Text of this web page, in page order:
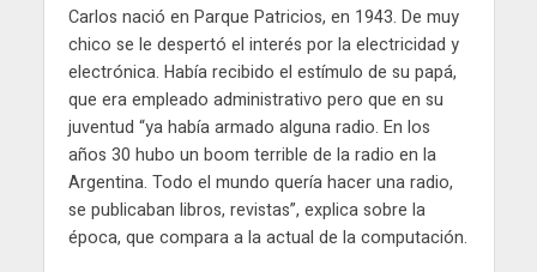
Carlos nació en Parque Patricios, en 1943. De muy
chico se le despertó el interés por la electricidad y
electrónica. Había recibido el estímulo de su papá,
que era empleado administrativo pero que en su
juventud “ya había armado alguna radio. En los
años 30 hubo un boom terrible de la radio en la
Argentina. Todo el mundo quería hacer una radio,
se publicaban libros, revistas”, explica sobre la
época, que compara a la actual de la computación.